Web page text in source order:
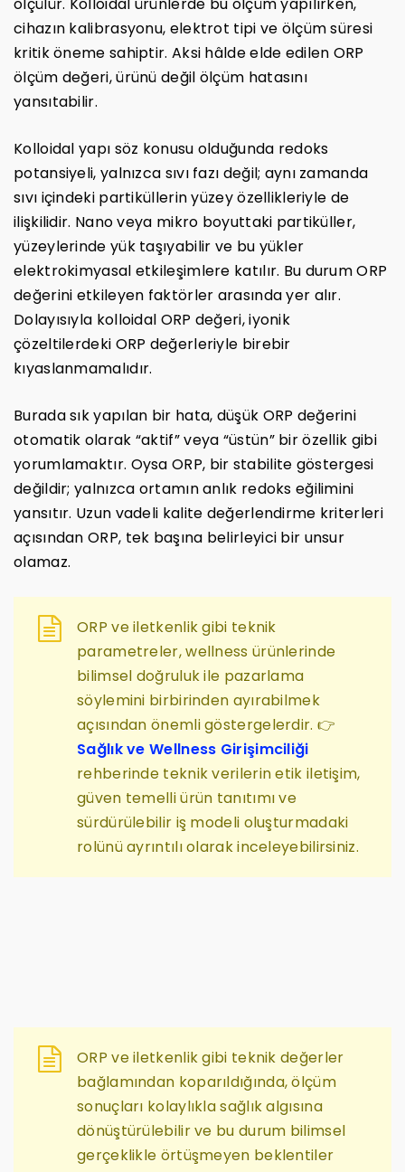
ölçülür. Kolloidal ürünlerde bu ölçüm yapılırken,
cihazın kalibrasyonu, elektrot tipi ve ölçüm süresi
kritik öneme sahiptir. Aksi hâlde elde edilen ORP
ölçüm değeri, ürünü değil ölçüm hatasını
yansıtabilir.
Kolloidal yapı söz konusu olduğunda redoks
potansiyeli, yalnızca sıvı fazı değil; aynı zamanda
sıvı içindeki partiküllerin yüzey özellikleriyle de
ilişkilidir. Nano veya mikro boyuttaki partiküller,
yüzeylerinde yük taşıyabilir ve bu yükler
elektrokimyasal etkileşimlere katılır. Bu durum ORP
değerini etkileyen faktörler arasında yer alır.
Dolayısıyla kolloidal ORP değeri, iyonik
çözeltilerdeki ORP değerleriyle birebir
kıyaslanmamalıdır.
Burada sık yapılan bir hata, düşük ORP değerini
otomatik olarak “aktif” veya “üstün” bir özellik gibi
yorumlamaktır. Oysa ORP, bir stabilite göstergesi
değildir; yalnızca ortamın anlık redoks eğilimini
yansıtır. Uzun vadeli kalite değerlendirme kriterleri
açısından ORP, tek başına belirleyici bir unsur
olamaz.
ORP ve iletkenlik gibi teknik
parametreler, wellness ürünlerinde
bilimsel doğruluk ile pazarlama
söylemini birbirinden ayırabilmek
açısından önemli göstergelerdir. 👉
Sağlık ve Wellness Girişimciliği
rehberinde teknik verilerin etik iletişim,
güven temelli ürün tanıtımı ve
sürdürülebilir iş modeli oluşturmadaki
rolünü ayrıntılı olarak inceleyebilirsiniz.
ORP ve iletkenlik gibi teknik değerler
bağlamından koparıldığında, ölçüm
sonuçları kolaylıkla sağlık algısına
dönüştürülebilir ve bu durum bilimsel
gerçeklikle örtüşmeyen beklentiler